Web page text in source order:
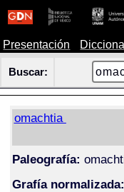
Presentación
Buscar:
omachtia
Paleografía:
Grafía normalizada: